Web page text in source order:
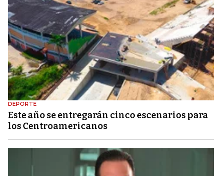
DEPORTE
Este año se entregarán cinco escenarios para
los Centroamericanos